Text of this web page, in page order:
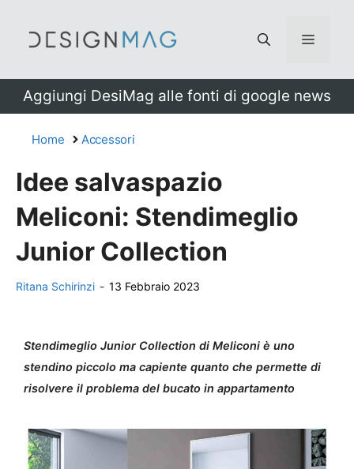
Menu
Aggiungi DesiMag alle fonti di google news
Home Accessori
Idee salvaspazio
Meliconi: Stendimeglio
Junior Collection
Ritana Schirinzi - 13 Febbraio 2023
Stendimeglio Junior Collection di Meliconi è uno
stendino piccolo ma capiente quanto che permette di
risolvere il problema del bucato in appartamento